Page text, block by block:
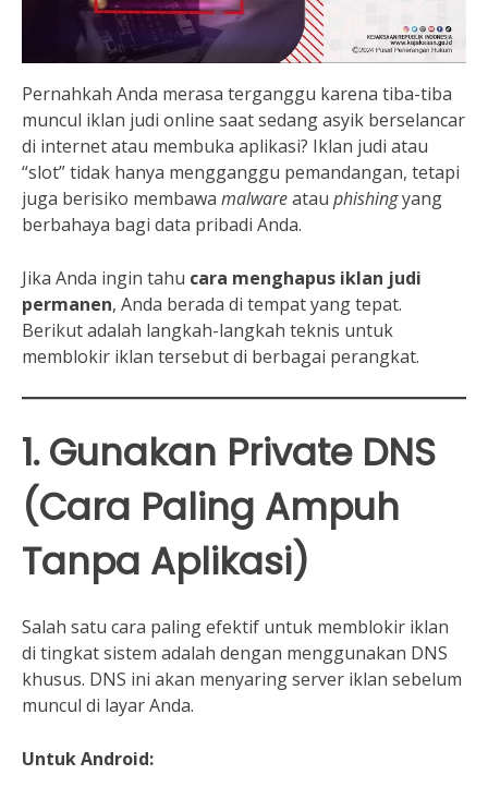
Pernahkah Anda merasa terganggu karena tiba-tiba
muncul iklan judi online saat sedang asyik berselancar
di internet atau membuka aplikasi? Iklan judi atau
“slot” tidak hanya mengganggu pemandangan, tetapi
juga berisiko membawa malwareatau phishingyang
berbahaya bagi data pribadi Anda.
Jika Anda ingin tahu cara menghapus iklan judi
permanen, Anda berada di tempat yang tepat.
Berikut adalah langkah-langkah teknis untuk
memblokir iklan tersebut di berbagai perangkat.
1. Gunakan Private DNS
(Cara Paling Ampuh
Tanpa Aplikasi)
Salah satu cara paling efektif untuk memblokir iklan
di tingkat sistem adalah dengan menggunakan DNS
khusus. DNS ini akan menyaring server iklan sebelum
muncul di layar Anda.
Untuk Android: